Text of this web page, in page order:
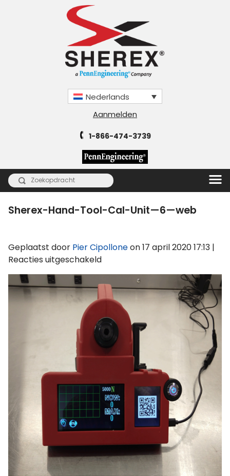
Nederlands
Aanmelden
1-866-474-3739
Sherex-Hand-Tool-Cal-Unit—6—web
Geplaatst door Pier Cipolloneon17 april 2020 17:13 |
Reacties uitgeschakeldvoor
Hand-
Tool-
Cal-
Unit
—
6
—